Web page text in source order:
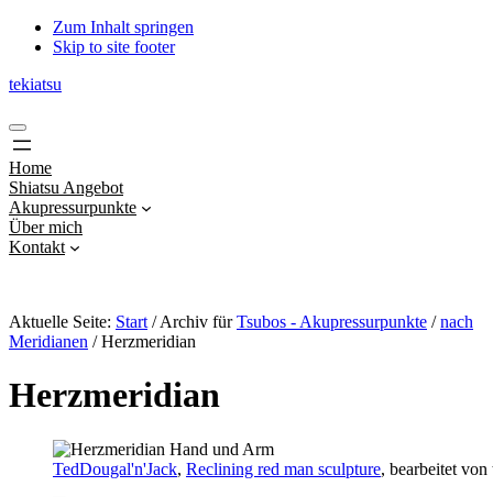
Zum Inhalt springen
Skip to site footer
tekiatsu
Shiatsu
bringt
Energie
in
Fluss...
Menu
Home
Shiatsu Angebot
Akupressurpunkte
Über mich
Kontakt
Aktuelle Seite: Start /Archiv fürTsubos - Akupressurpunkte / nach
Meridianen /Herzmeridian
Herzmeridian
TedDougal'n'Jack, Reclining red man sculpture, bearbeitet